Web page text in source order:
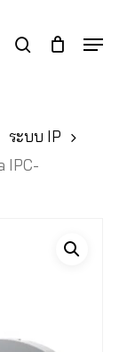
search Menu
ระบบ IP
IPC-
Close